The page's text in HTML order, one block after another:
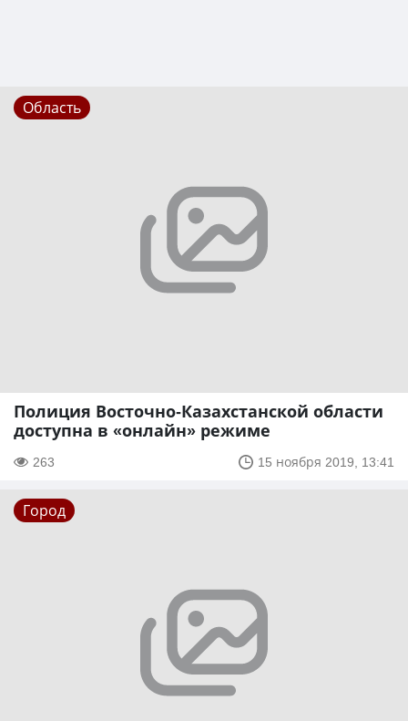
Область
Полиция Восточно-Казахстанской области
доступна в «онлайн» режиме
263 15 ноября 2019, 13:41
Город